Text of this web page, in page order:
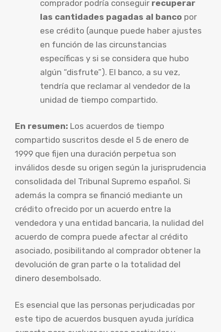
comprador podría conseguir recuperar
las cantidades pagadas al banco por
ese crédito (aunque puede haber ajustes
en función de las circunstancias
específicas y si se considera que hubo
algún “disfrute”). El banco, a su vez,
tendría que reclamar al vendedor de la
unidad de tiempo compartido.
En resumen: Los acuerdos de tiempo
compartido suscritos desde el 5 de enero de
1999 que fijen una duración perpetua son
inválidos desde su origen según la jurisprudencia
consolidada del Tribunal Supremo español. Si
además la compra se financió mediante un
crédito ofrecido por un acuerdo entre la
vendedora y una entidad bancaria, la nulidad del
acuerdo de compra puede afectar al crédito
asociado, posibilitando al comprador obtener la
devolución de gran parte o la totalidad del
dinero desembolsado.
Es esencial que las personas perjudicadas por
este tipo de acuerdos busquen ayuda jurídica